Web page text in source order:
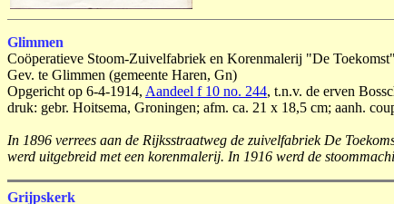
Glimmen
Coöperatieve Stoom-Zuivelfabriek en Korenmalerij "De Toekomst"
Gev. te Glimmen (gemeente Haren, Gn)
Opgericht op 6-4-1914, Aandeel f 10 no. 244, t.n.v. de erven
druk: gebr. Hoitsema, Groningen; afm. ca. 21 x 18,5 cm; aanh.
In 1896 verrees aan de Rijksstraatweg de zuivelfabriek De
werd uitgebreid met een korenmalerij. In 1916 werd de
Grijpskerk